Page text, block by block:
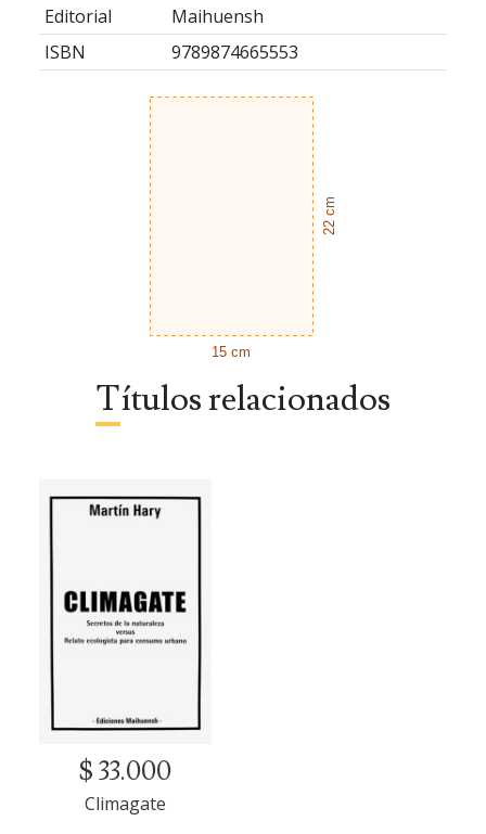
Editorial
Maihuensh
ISBN
9789874665553
22 cm
15 cm
Títulos relacionados
$ 33.000
Climagate